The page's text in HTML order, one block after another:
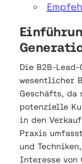
Die B2B-
wesentlicher
Geschäfts, da
potenzielle
in den
Praxis
und
Interesse von